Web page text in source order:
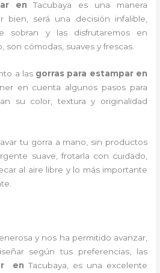
enTacubaya es una manera
bien, será una decisión infalible,
sobran y las disfrutaremos en
son cómodas, suaves y frescas.
a las gorras para estampar en
en cuenta algunos pasos para
su color, textura y originalidad
tu gorra a mano, sin productos
suave, frotarla con cuidado,
al aire libre y lo más importante
y nos ha permitido avanzar,
según tus preferencias, las
enTacubaya , es una excelente